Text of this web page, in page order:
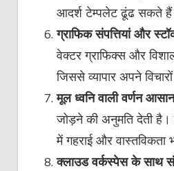
आदर्श टेम्पलेट ढूंढ सकते हैं
ग्राफिक संपत्तियां और
वेक्टर ग्राफिक्स और
जिससे व्यापार अपने
मूल ध्वनि वाली वर्णन
जोड़ने की अनुमति देती है।
में गहराई और
क्लाउड वर्कस्पेस के साथ